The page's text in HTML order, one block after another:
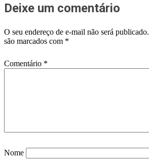
Deixe um comentário
O seu endereço de e-mail não será publicado.
são marcados com *
Comentário *
Nome